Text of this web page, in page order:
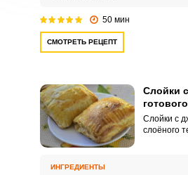
50 мин
СМОТРЕТЬ РЕЦЕПТ
Слойки
Слойки с
слоёного
ИНГРЕДИЕНТЫ